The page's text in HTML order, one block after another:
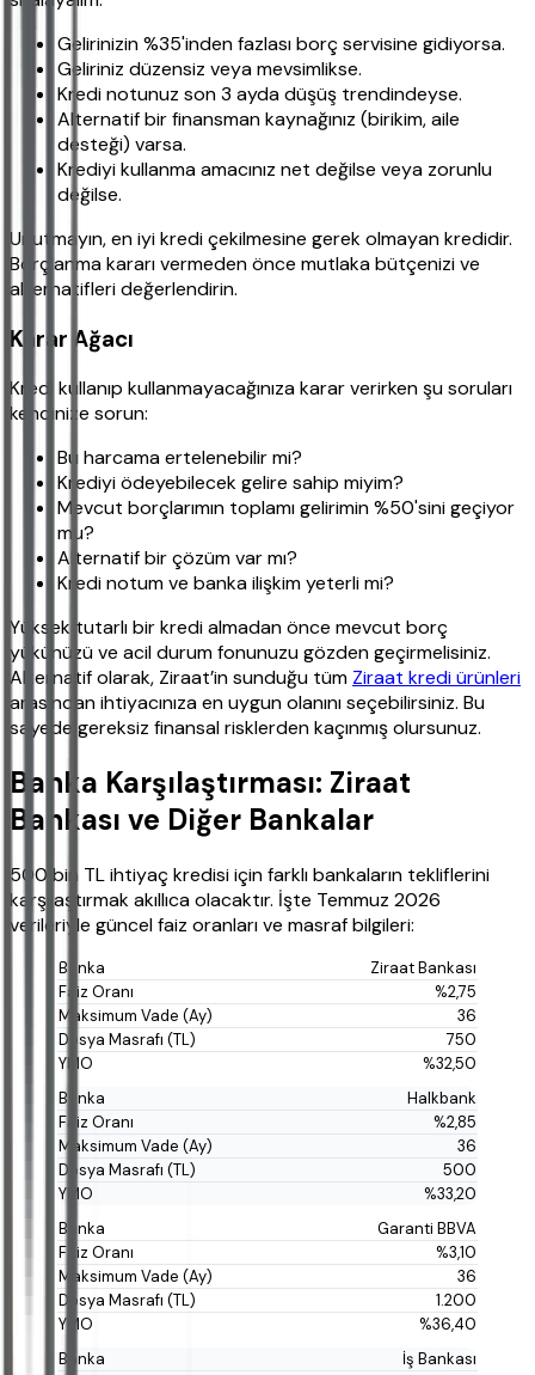
Gelirinizin %35'inden fazlası borç servisine gidiyorsa.
Geliriniz düzensiz veya mevsimlikse.
Kredi notunuz son 3 ayda düşüş trendindeyse.
Alternatif bir finansman kaynağınız (birikim, aile
desteği) varsa.
Krediyi kullanma amacınız net değilse veya zorunlu
değilse.
Unutmayın, en iyi kredi çekilmesine gerek olmayan kredidir.
Borçlanma kararı vermeden önce mutlaka bütçenizi ve
alternatifleri değerlendirin.
Karar Ağacı
Kredi kullanıp kullanmayacağınıza karar verirken şu soruları
kendinize sorun:
Bu harcama ertelenebilir mi?
Krediyi ödeyebilecek gelire sahip miyim?
Mevcut borçlarımın toplamı gelirimin %50'sini geçiyor
mu?
Alternatif bir çözüm var mı?
Kredi notum ve banka ilişkim yeterli mi?
Yüksek tutarlı bir kredi almadan önce mevcut borç
yükünüzü ve acil durum fonunuzu gözden geçirmelisiniz.
Alternatif olarak, Ziraat’in sunduğu tüm Ziraat kredi ürünleri
arasından ihtiyacınıza en uygun olanını seçebilirsiniz. Bu
sayede gereksiz finansal risklerden kaçınmış olursunuz.
Banka Karşılaştırması: Ziraat
Bankası ve Diğer Bankalar
500 bin TL ihtiyaç kredisi için farklı bankaların tekliflerini
karşılaştırmak akıllıca olacaktır. İşte Temmuz 2026
verileriyle güncel faiz oranları ve masraf bilgileri:
Ziraat Bankası
%2,75
36
750
%32,50
Halkbank
%2,85
36
500
%33,20
Garanti BBVA
%3,10
36
1.200
%36,40
İş Bankası